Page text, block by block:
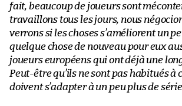
fait, beaucoup de joueurs sont
travaillons tous les jours, nous
verrons si les choses s’améliorent un
quelque chose de nouveau pour eux
joueurs européens qui ont déjà une
Peut-être qu’ils ne sont pas habitués à
doivent s’adapter à un peu plus de